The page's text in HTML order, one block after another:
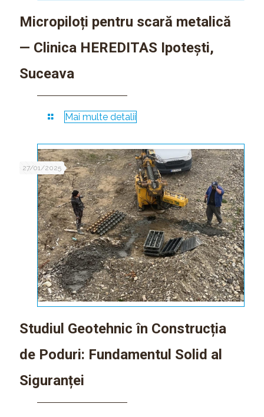
Micropiloți pentru scară metalică
— Clinica HEREDITAS Ipotești,
Suceava
Mai multe detalii
27/01/2025
Studiul Geotehnic în Construcția
de Poduri: Fundamentul Solid al
Siguranței